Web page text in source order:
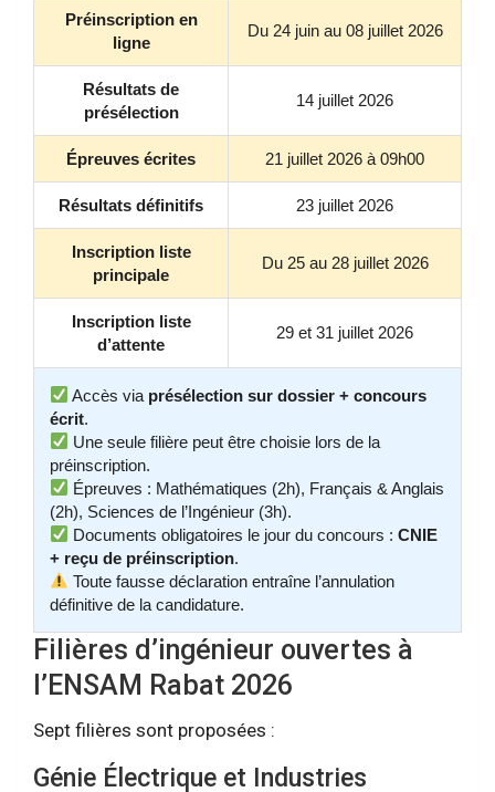
Préinscription en
ligne
Du 24 juin au 08 juillet 2026
Résultats de
présélection
14 juillet 2026
Épreuves écrites 21 juillet 2026 à 09h00
Résultats définitifs 23 juillet 2026
Inscription liste
principale
Du 25 au 28 juillet 2026
Inscription liste
d’attente
29 et 31 juillet 2026
Accès via présélection sur dossier + concours
écrit.
Une seule filière peut être choisie lors de la
préinscription.
Épreuves : Mathématiques (2h), Français & Anglais
(2h), Sciences de l’Ingénieur (3h).
Documents obligatoires le jour du concours :CNIE
+ reçu de préinscription.
Toute fausse déclaration entraîne l’annulation
définitive de la candidature.
Filières d’ingénieur ouvertes à
l’ENSAM Rabat 2026
Sept filières sont proposées :
Génie Électrique et Industries